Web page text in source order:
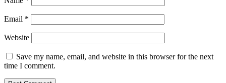
Email *
Website
Save my name, email, and website in this browser for the next
time I comment.